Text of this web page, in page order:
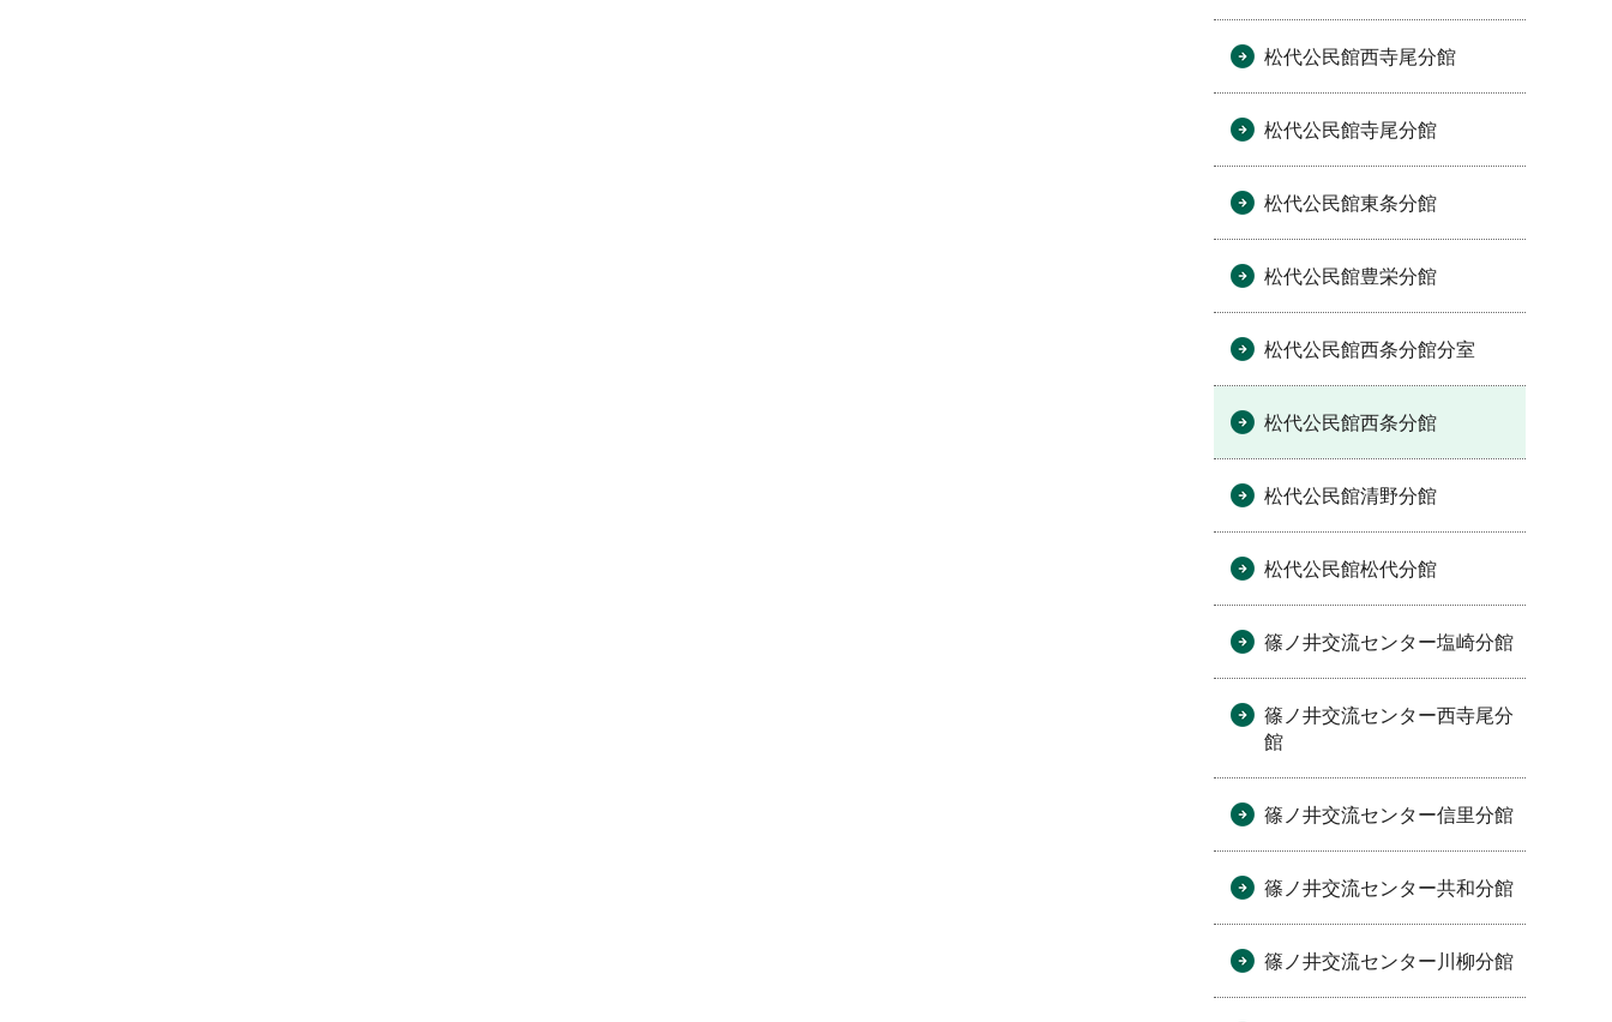
松代公民館西寺尾分館
松代公民館寺尾分館
松代公民館東条分館
松代公民館豊栄分館
松代公民館西条分館分室
松代公民館西条分館
松代公民館清野分館
松代公民館松代分館
篠ノ井交流センター塩崎分館
篠ノ井交流センター西寺尾分
館
篠ノ井交流センター信里分館
篠ノ井交流センター共和分館
篠ノ井交流センター川柳分館